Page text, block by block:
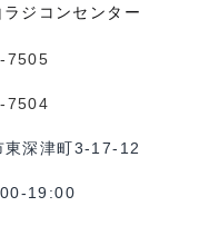
ジコンセンター
7505
7504
深津町3-17-12
19:00